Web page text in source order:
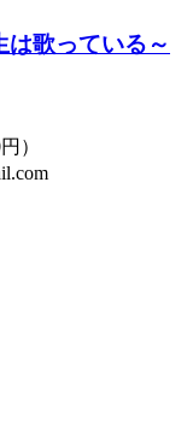
歌っている～
）